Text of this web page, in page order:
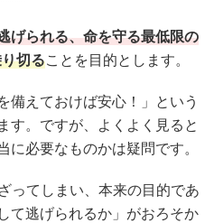
げられる、命を守る最低限の
切ることを目的とします。
備えておけば安心！」という
す。ですが、よくよく見ると
必要なものかは疑問です。
ってしまい、本来の目的であ
て逃げられるか」がおろそか